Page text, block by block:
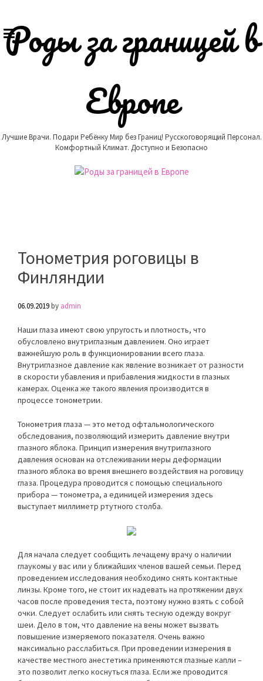
content
Роды за границей в
Европе
Лучшие Врачи. Подари Ребёнку Мир без Границ! Русскоговорящий Персонал.
Комфортный Климат. Доступно и Безопасно
Тонометрия роговицы в
Финляндии
06.09.2019by admin
Наши глаза имеют свою упругость и плотность, что
обусловлено внутриглазным давлением. Оно играет
важнейшую роль в функционировании всего глаза.
Внутриглазное давление как явление возникает от разности
в скорости убавления и прибавления жидкости в глазных
камерах. Оценка же такого явления производится в
процессе тонометрии.
Тонометрия глаза — это метод офтальмологического
обследования, позволяющий измерить давление внутри
глазного яблока. Принцип измерения внутриглазного
давления основан на отслеживании меры деформации
глазного яблока во время внешнего воздействия на роговицу
глаза. Процедура проводится с помощью специального
прибора — тонометра, а единицей измерения здесь
выступает миллиметр ртутного столба.
Для начала следует сообщить лечащему врачу о наличии
глаукомы у вас или у ближайших членов вашей семьи. Перед
проведением исследования необходимо снять контактные
линзы. Кроме того, не стоит их надевать на протяжении двух
часов после проведения теста, поэтому нужно взять с собой
очки. Следует ослабить или снять тесную одежду вокруг
шеи. Дело в том, что давление на вены может вызвать
повышение измеряемого показателя. Очень важно
максимально расслабиться. При проведении измерения в
качестве местного анестетика применяются глазные капли –
это позволит легко коснуться глаза. Если же проводится